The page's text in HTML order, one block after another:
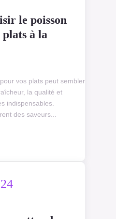
le poisson
à la
vos plats peut sembler
la qualité et
indispensables.
des saveurs...